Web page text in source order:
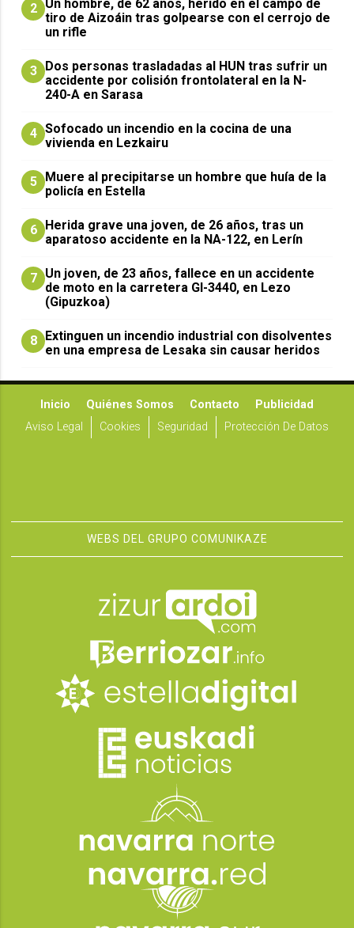
2 Un hombre, de 62 años, herido en el campo de
tiro de Aizoáin tras golpearse con el cerrojo de
un rifle
3
​Dos personas trasladadas al HUN tras sufrir un
accidente por colisión frontolateral en la N-
240-A en Sarasa
4 Sofocado un incendio en la cocina de una
vivienda en Lezkairu
5
Muere al precipitarse un hombre que huía de la
policía en Estella
6
Herida grave una joven, de 26 años, tras un
aparatoso accidente en la NA-122, en Lerín
7 Un joven, de 23 años, fallece en un accidente
de moto en la carretera GI-3440, en Lezo
(Gipuzkoa)
8
Extinguen un incendio industrial con disolventes
en una empresa de Lesaka sin causar heridos
Inicio Quiénes Somos Contacto
Publicidad
Aviso Legal
Cookies Seguridad Protección De Datos
WEBS DEL GRUPO COMUNIKAZE